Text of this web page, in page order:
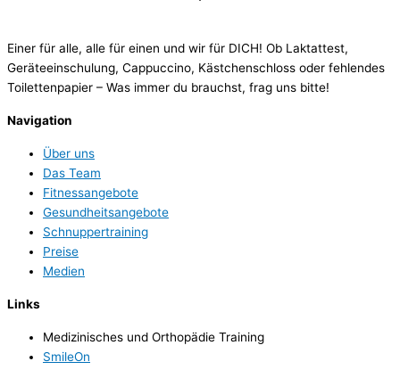
Einer für alle, alle für einen und wir für DICH! Ob Laktattest,
Geräteeinschulung, Cappuccino, Kästchenschloss oder fehlendes
Toilettenpapier – Was immer du brauchst, frag uns bitte!
Navigation
Über uns
Das Team
Fitnessangebote
Gesundheitsangebote
Schnuppertraining
Preise
Medien
Links
Medizinisches und Orthopädie Training
SmileOn